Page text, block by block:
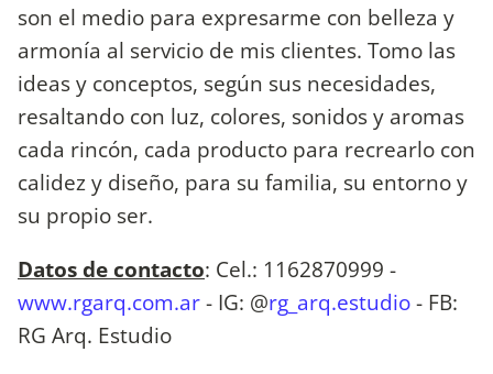
son el medio para expresarme con belleza y
armonía al servicio de mis clientes. Tomo las
ideas y conceptos, según sus necesidades,
resaltando con luz, colores, sonidos y aromas
cada rincón, cada producto para recrearlo con
calidez y diseño, para su familia, su entorno y
su propio ser.
Datos de contacto: Cel.: 1162870999 -
www.rgarq.com.ar- IG: @rg_arq.estudio- FB:
RG Arq. Estudio